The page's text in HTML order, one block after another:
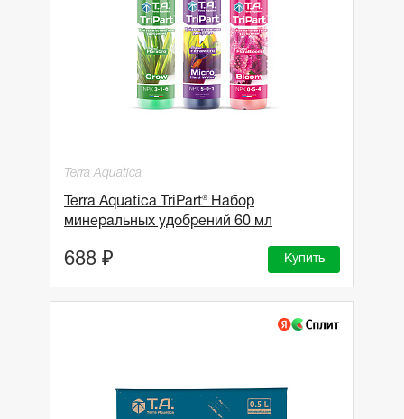
Terra Aquatica
Terra Aquatica TriPart® Набор
минеральных удобрений 60 мл
688 ₽ Купить